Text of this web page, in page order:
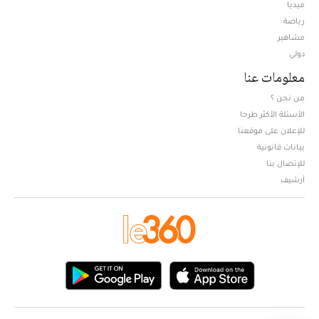
ميديا
رياضة
مشاهير
دولي
معلومات عنا
من نحن ؟
الأسئلة الأكثر طرحا
للإعلان على موقعنا
بيانات قانونية
للإتصال بنا
أرشيف